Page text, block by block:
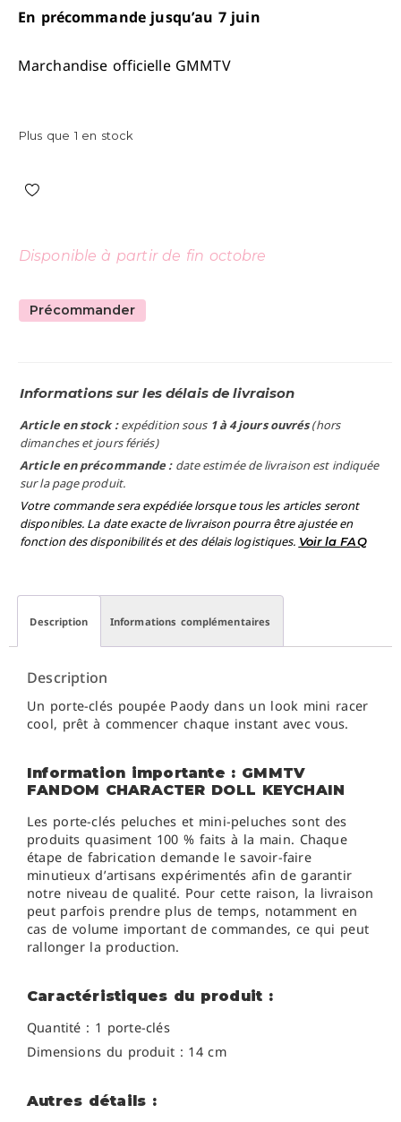
En précommande jusqu’au 7 juin
Marchandise officielle GMMTV
Plus que 1 en stock
Disponible à partir de fin octobre
Précommander
Informations sur les délais de livraison
Article en stock :expédition sous 1 à 4 jours ouvrés(hors
dimanches et jours fériés)
Article en précommande : date estimée de livraison est indiquée
sur la page produit.
Votre commande sera expédiée lorsque tous les articles seront
disponibles. La date exacte de livraison pourra être ajustée en
fonction des disponibilités et des délais logistiques. Voir la FAQ
Description Informations complémentaires
Description
Un porte-clés poupée Paody dans un look mini racer
cool, prêt à commencer chaque instant avec vous.
Information importante : GMMTV
FANDOM CHARACTER DOLL KEYCHAIN
Les porte-clés peluches et mini-peluches sont des
produits quasiment 100 % faits à la main. Chaque
étape de fabrication demande le savoir-faire
minutieux d’artisans expérimentés afin de garantir
notre niveau de qualité. Pour cette raison, la livraison
peut parfois prendre plus de temps, notamment en
cas de volume important de commandes, ce qui peut
rallonger la production.
Caractéristiques du produit :
Quantité : 1 porte-clés
Dimensions du produit : 14 cm
Autres détails :